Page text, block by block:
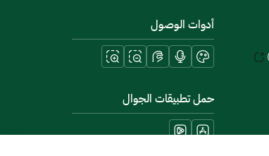
أدوات الوصول
حمل تطبيقات الجوال